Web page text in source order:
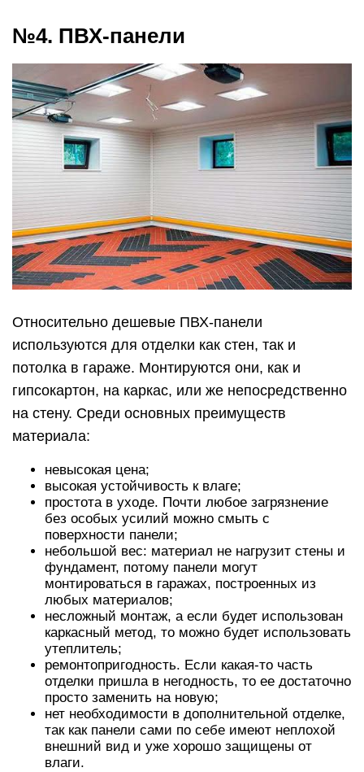
№4. ПВХ-панели
Относительно дешевые ПВХ-панели
используются для отделки как стен, так и
потолка в гараже. Монтируются они, как и
гипсокартон, на каркас, или же непосредственно
на стену. Среди основных преимуществ
материала:
невысокая цена;
высокая устойчивость к влаге;
простота в уходе. Почти любое загрязнение
без особых усилий можно смыть с
поверхности панели;
небольшой вес: материал не нагрузит стены и
фундамент, потому панели могут
монтироваться в гаражах, построенных из
любых материалов;
несложный монтаж, а если будет использован
каркасный метод, то можно будет использовать
утеплитель;
ремонтопригодность. Если какая-то часть
отделки пришла в негодность, то ее достаточно
просто заменить на новую;
нет необходимости в дополнительной отделке,
так как панели сами по себе имеют неплохой
внешний вид и уже хорошо защищены от
влаги.